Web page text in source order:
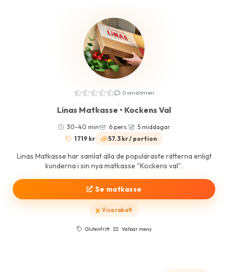
0 omdömen
Linas Matkasse • Kockens Val
30-40 min 6 pers.
5 middagar
1719 kr
57.3 kr / portion
Linas Matkasse har samlat alla de populäraste rätterna enligt
kunderna i sin nya matkasse "Kockens val".
Se matkasse
Visa rabatt
Glutenfritt Valbar meny